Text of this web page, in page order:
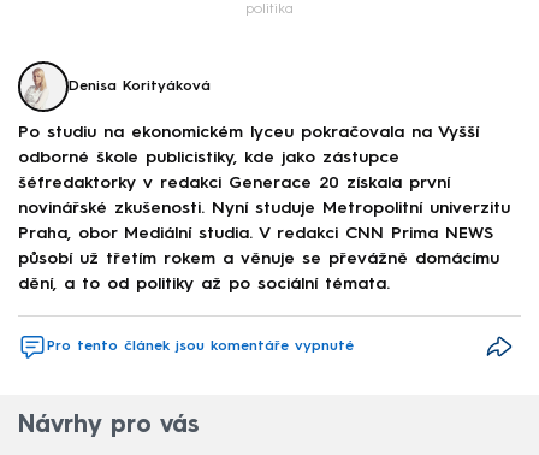
politika
Denisa Korityáková
Po studiu na ekonomickém lyceu pokračovala na Vyšší
odborné škole publicistiky, kde jako zástupce
šéfredaktorky v redakci Generace 20 získala první
novinářské zkušenosti. Nyní studuje Metropolitní univerzitu
Praha, obor Mediální studia. V redakci CNN Prima NEWS
působí už třetím rokem a věnuje se převážně domácímu
dění, a to od politiky až po sociální témata.
Pro tento článek jsou komentáře vypnuté
Návrhy pro vás